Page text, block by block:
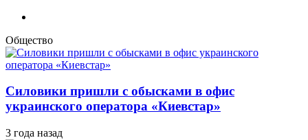
Общество
Силовики пришли с обысками в офис
украинского оператора «Киевстар»
3 года назад